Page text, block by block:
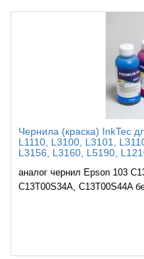
Чернила (краска) InkTec
L1110, L3100, L3101,
L3156, L3160, L5190,
аналог чернил Epson 103
C13T00S34A, C13T00S44A